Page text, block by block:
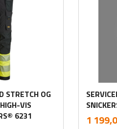
STRETCH OG
VIS
6231
Pris
1